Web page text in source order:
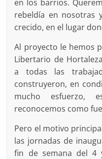
en los barrios.
rebeldía en nosotras
crecido, en el lugar
Al proyecto le hemos
Libertario de
a todas las
construyeron, en
mucho esfuerzo,
reconocemos como
Pero el motivo
las jornadas de
fin de semana del 4